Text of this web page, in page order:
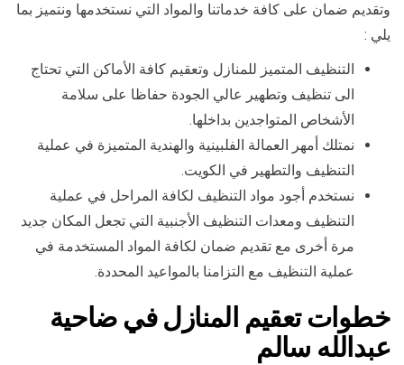
وتقديم ضمان على كافة خدماتنا والمواد التي نستخدمها ونتميز بما
يلي :
التنظيف المتميز للمنازل وتعقيم كافة الأماكن التي تحتاج
الى تنظيف وتطهير عالي الجودة حفاظا على سلامة
الأشخاص المتواجدين بداخلها.
نمتلك أمهر العمالة الفلبينية والهندية المتميزة في عملية
التنظيف والتطهير في الكويت.
نستخدم أجود مواد التنظيف لكافة المراحل في عملية
التنظيف ومعدات التنظيف الأجنبية التي تجعل المكان جديد
مرة أخرى مع تقديم ضمان لكافة المواد المستخدمة في
عملية التنظيف مع التزامنا بالمواعيد المحددة.
خطوات تعقيم المنازل في ضاحية
عبدالله سالم